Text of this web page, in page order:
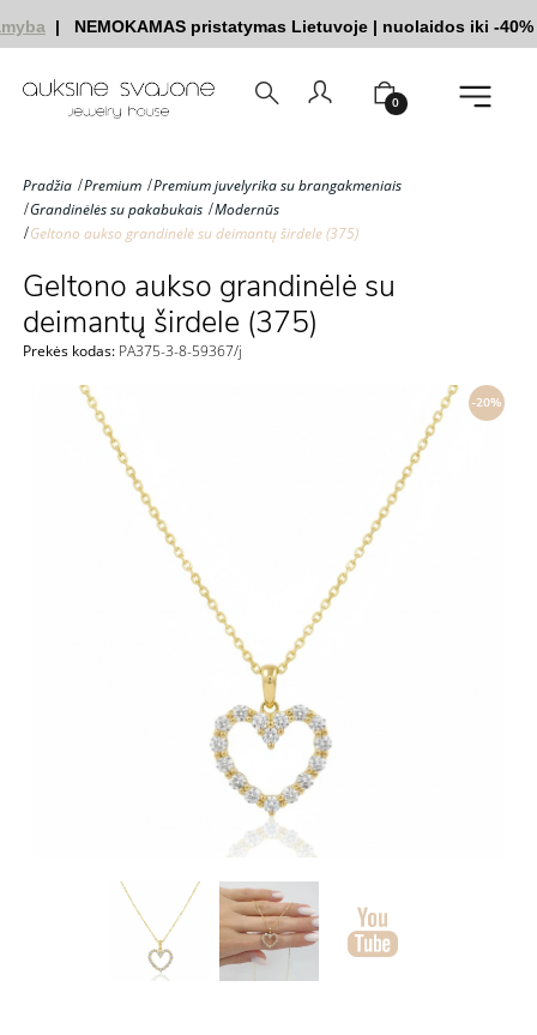
| NEMOKAMAS pristatymas Lietuvoje| nuolaidos iki -40%|
0
Pradžia Premium
Premium juvelyrika su brangakmeniais
Grandinėlės su pakabukais
Modernūs
Geltono aukso grandinėlė su deimantų širdele (375)
Geltono aukso grandinėlė su
deimantų širdele (375)
Prekės kodas: PA375-3-8-59367/j
-20%